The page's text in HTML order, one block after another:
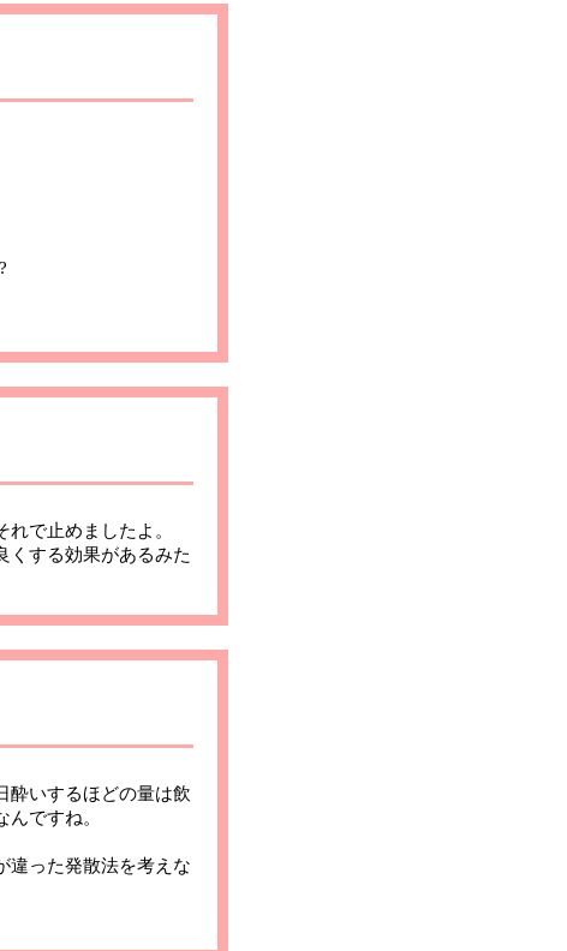
で止めましたよ。
する効果があるみた
酔いするほどの量は飲
ですね。
違った発散法を考えな